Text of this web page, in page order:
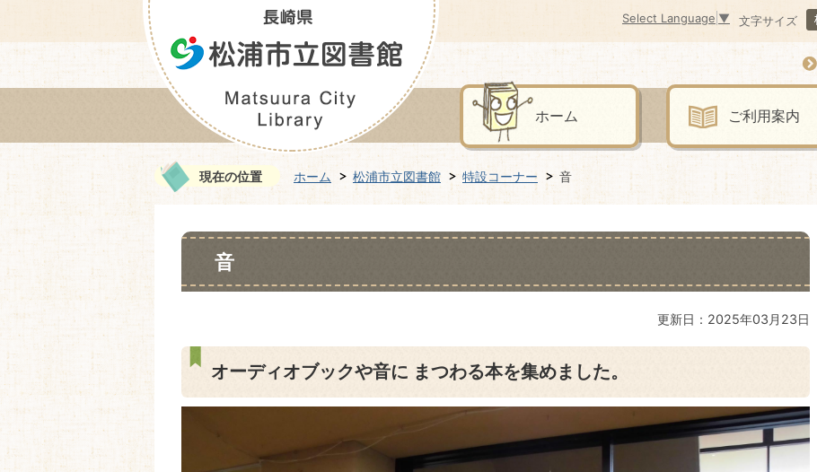
文字サイズ
Select Language ▼
ホーム ご利用案内
現在の位置 ホーム 松浦市立図書館 特設コーナー 音
音
更新日：2025年03月23日
オーディオブックや音に まつわる本を集めました。